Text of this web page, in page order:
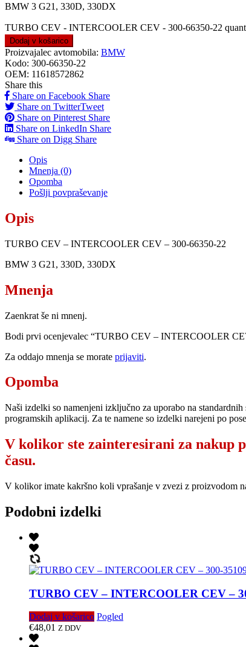
BMW 3 G21, 330D, 330DX
TURBO CEV - INTERCOOLER CEV - 300-66350-22
Dodaj v košarico
Proizvajalec avtomobila: BMW
Kodo: 300-66350-22
OEM: 11618572862
Share this
Share on Facebook Share
Share on TwitterTweet
Share on Pinterest Share
Share on LinkedIn Share
Share on Digg Share
Opis
Mnenja (0)
Opomba
Pošlji povpraševanje
Opis
TURBO CEV – INTERCOOLER CEV – 300-66350-22
BMW 3 G21, 330D, 330DX
Mnenja
Zaenkrat še ni mnenj.
Bodi prvi ocenjevalec “TURBO CEV – INTERCOOLER
Za oddajo mnenja se morate prijaviti.
Opomba
Naši izdelki so namenjeni izključno za uporabo na
programskih aplikacij. Za te namene so izdelki narejeni po
V kolikor ste zainteresirani za nakup
času.
V kolikor imate kakršno koli vprašanje v zvezi z proizvodom
Podobni izdelki
TURBO CEV – INTERCOOLER CEV –
Dodaj v košarico Pogled
€48,01 Z DDV